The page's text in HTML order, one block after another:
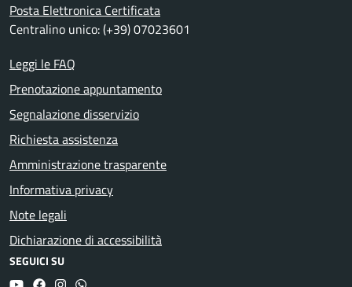
Posta Elettronica Certificata
Centralino unico: (+39) 07023601
Leggi le FAQ
Prenotazione appuntamento
Segnalazione disservizio
Richiesta assistenza
Amministrazione trasparente
Informativa privacy
Note legali
Dichiarazione di accessibilità
SEGUICI SU